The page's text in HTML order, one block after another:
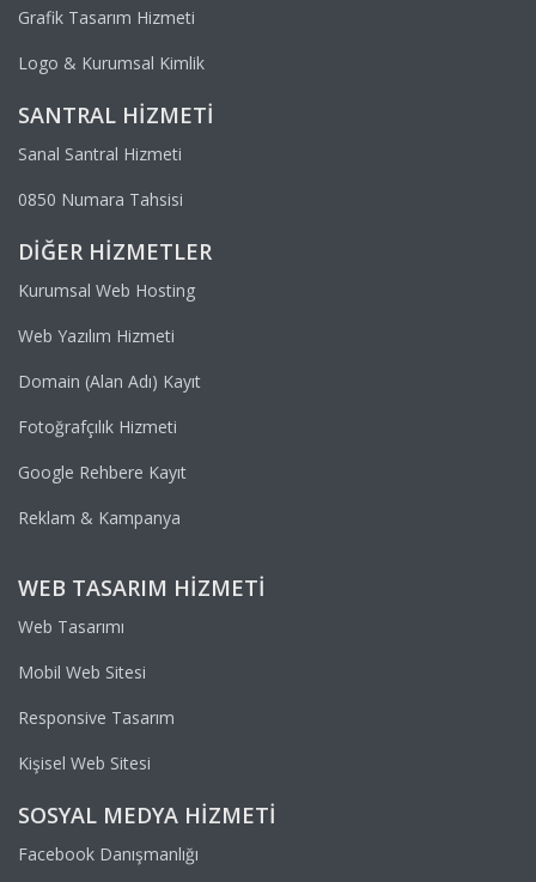
Grafik Tasarım Hizmeti
Logo & Kurumsal Kimlik
SANTRAL HIZMETI
Sanal Santral Hizmeti
0850 Numara Tahsisi
DIĞER HIZMETLER
Kurumsal Web Hosting
Web Yazılım Hizmeti
Domain (Alan Adı) Kayıt
Fotoğrafçılık Hizmeti
Google Rehbere Kayıt
Reklam & Kampanya
WEB TASARIM HIZMETI
Web Tasarımı
Mobil Web Sitesi
Responsive Tasarım
Kişisel Web Sitesi
SOSYAL MEDYA HIZMETI
Facebook Danışmanlığı